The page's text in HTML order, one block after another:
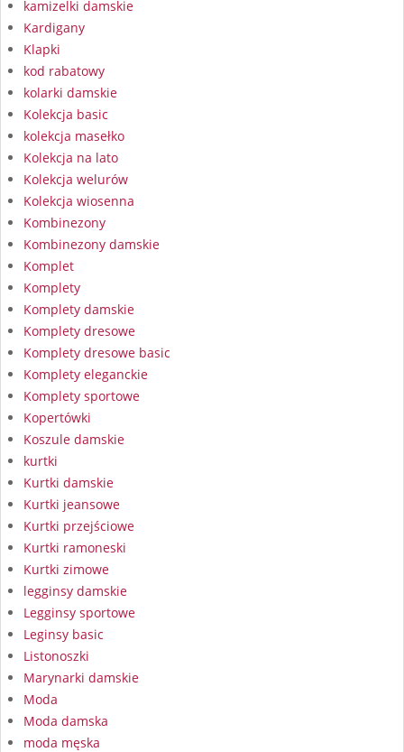
kamizelki damskie
Kardigany
Klapki
kod rabatowy
kolarki damskie
Kolekcja basic
kolekcja masełko
Kolekcja na lato
Kolekcja welurów
Kolekcja wiosenna
Kombinezony
Kombinezony damskie
Komplet
Komplety
Komplety damskie
Komplety dresowe
Komplety dresowe basic
Komplety eleganckie
Komplety sportowe
Kopertówki
Koszule damskie
kurtki
Kurtki damskie
Kurtki jeansowe
Kurtki przejściowe
Kurtki ramoneski
Kurtki zimowe
legginsy damskie
Legginsy sportowe
Leginsy basic
Listonoszki
Marynarki damskie
Moda
Moda damska
moda męska